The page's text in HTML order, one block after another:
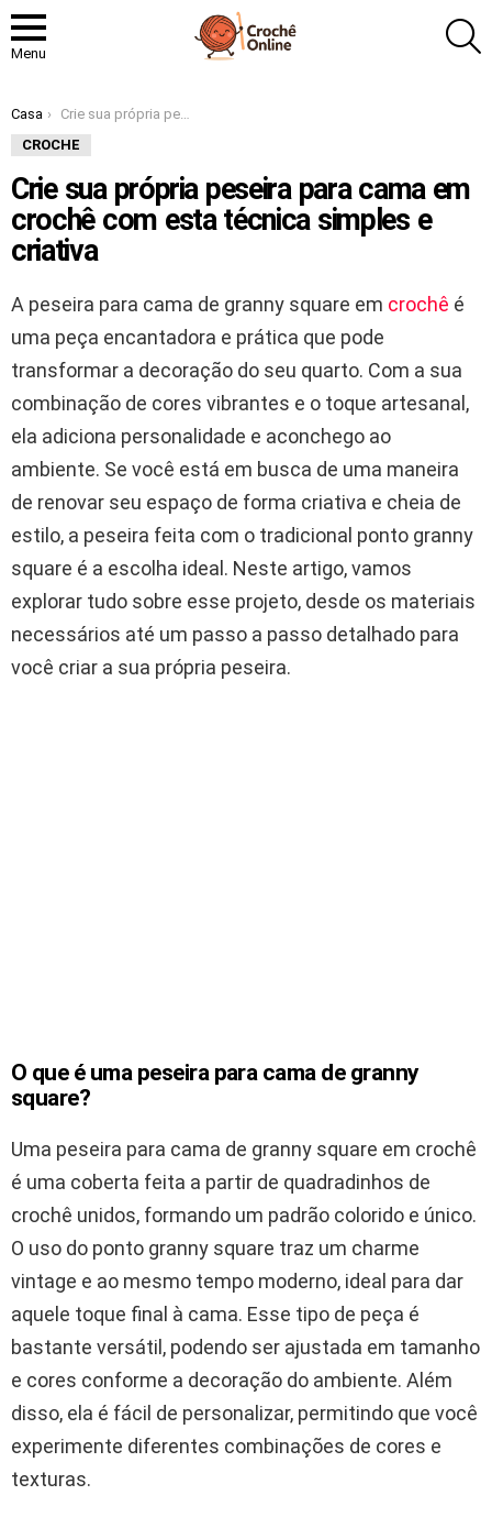
Menu
Você está aqui:
Casa
Crie sua própria peseira para cama em crochê com esta técnica simples e criativa
CROCHE
Crie sua própria peseira para cama em
crochê com esta técnica simples e
criativa
A peseira para cama de granny square em crochê é
uma peça encantadora e prática que pode
transformar a decoração do seu quarto. Com a sua
combinação de cores vibrantes e o toque artesanal,
ela adiciona personalidade e aconchego ao
ambiente. Se você está em busca de uma maneira
de renovar seu espaço de forma criativa e cheia de
estilo, a peseira feita com o tradicional ponto granny
square é a escolha ideal. Neste artigo, vamos
explorar tudo sobre esse projeto, desde os materiais
necessários até um passo a passo detalhado para
você criar a sua própria peseira.
O que é uma peseira para cama de granny
square?
Uma peseira para cama de granny square em crochê
é uma coberta feita a partir de quadradinhos de
crochê unidos, formando um padrão colorido e único.
O uso do ponto granny square traz um charme
vintage e ao mesmo tempo moderno, ideal para dar
aquele toque final à cama. Esse tipo de peça é
bastante versátil, podendo ser ajustada em tamanho
e cores conforme a decoração do ambiente. Além
disso, ela é fácil de personalizar, permitindo que você
experimente diferentes combinações de cores e
texturas.